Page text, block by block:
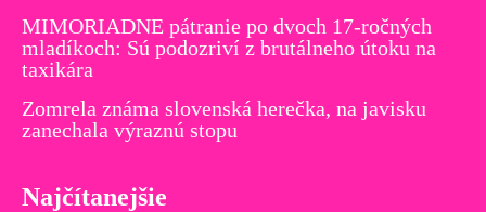
MIMORIADNE pátranie po dvoch 17-ročných
mladíkoch: Sú podozriví z brutálneho útoku na
taxikára
Zomrela známa slovenská herečka, na javisku
zanechala výraznú stopu
Najčítanejšie